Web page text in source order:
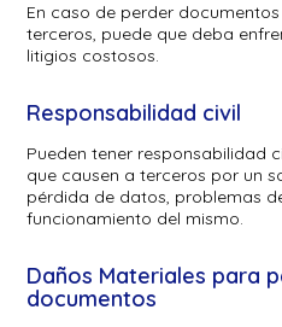
En caso de perder
terceros, puede que deba
litigios costosos.
Responsabilidad civil
Pueden tener responsabilidad
que causen a terceros por un
pérdida de datos, problemas
funcionamiento del mismo.
Daños Materiales para
documentos